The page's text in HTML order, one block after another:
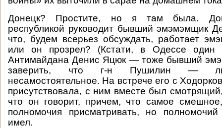
Донецк? Простите, но я там была.
республикой руководит бывший эмэмэмщик
что, будем всерьез обсуждать, работает
или он прозрел? (Кстати, в Одессе один
Антимайдана Денис Яцюк — тоже бывший
заверить, что г-н Пушилин —
несамостоятельное. На встрече его с
присутствовала, с ним вместе был
что он говорит, причем, что самое
полномочия присматривать, но
имел.